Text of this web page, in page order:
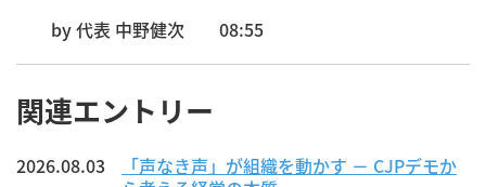
by代表 中野健次 08:55
関連エントリー
2026.08.03
「声なき声」が組織を動かす － CJPデモか